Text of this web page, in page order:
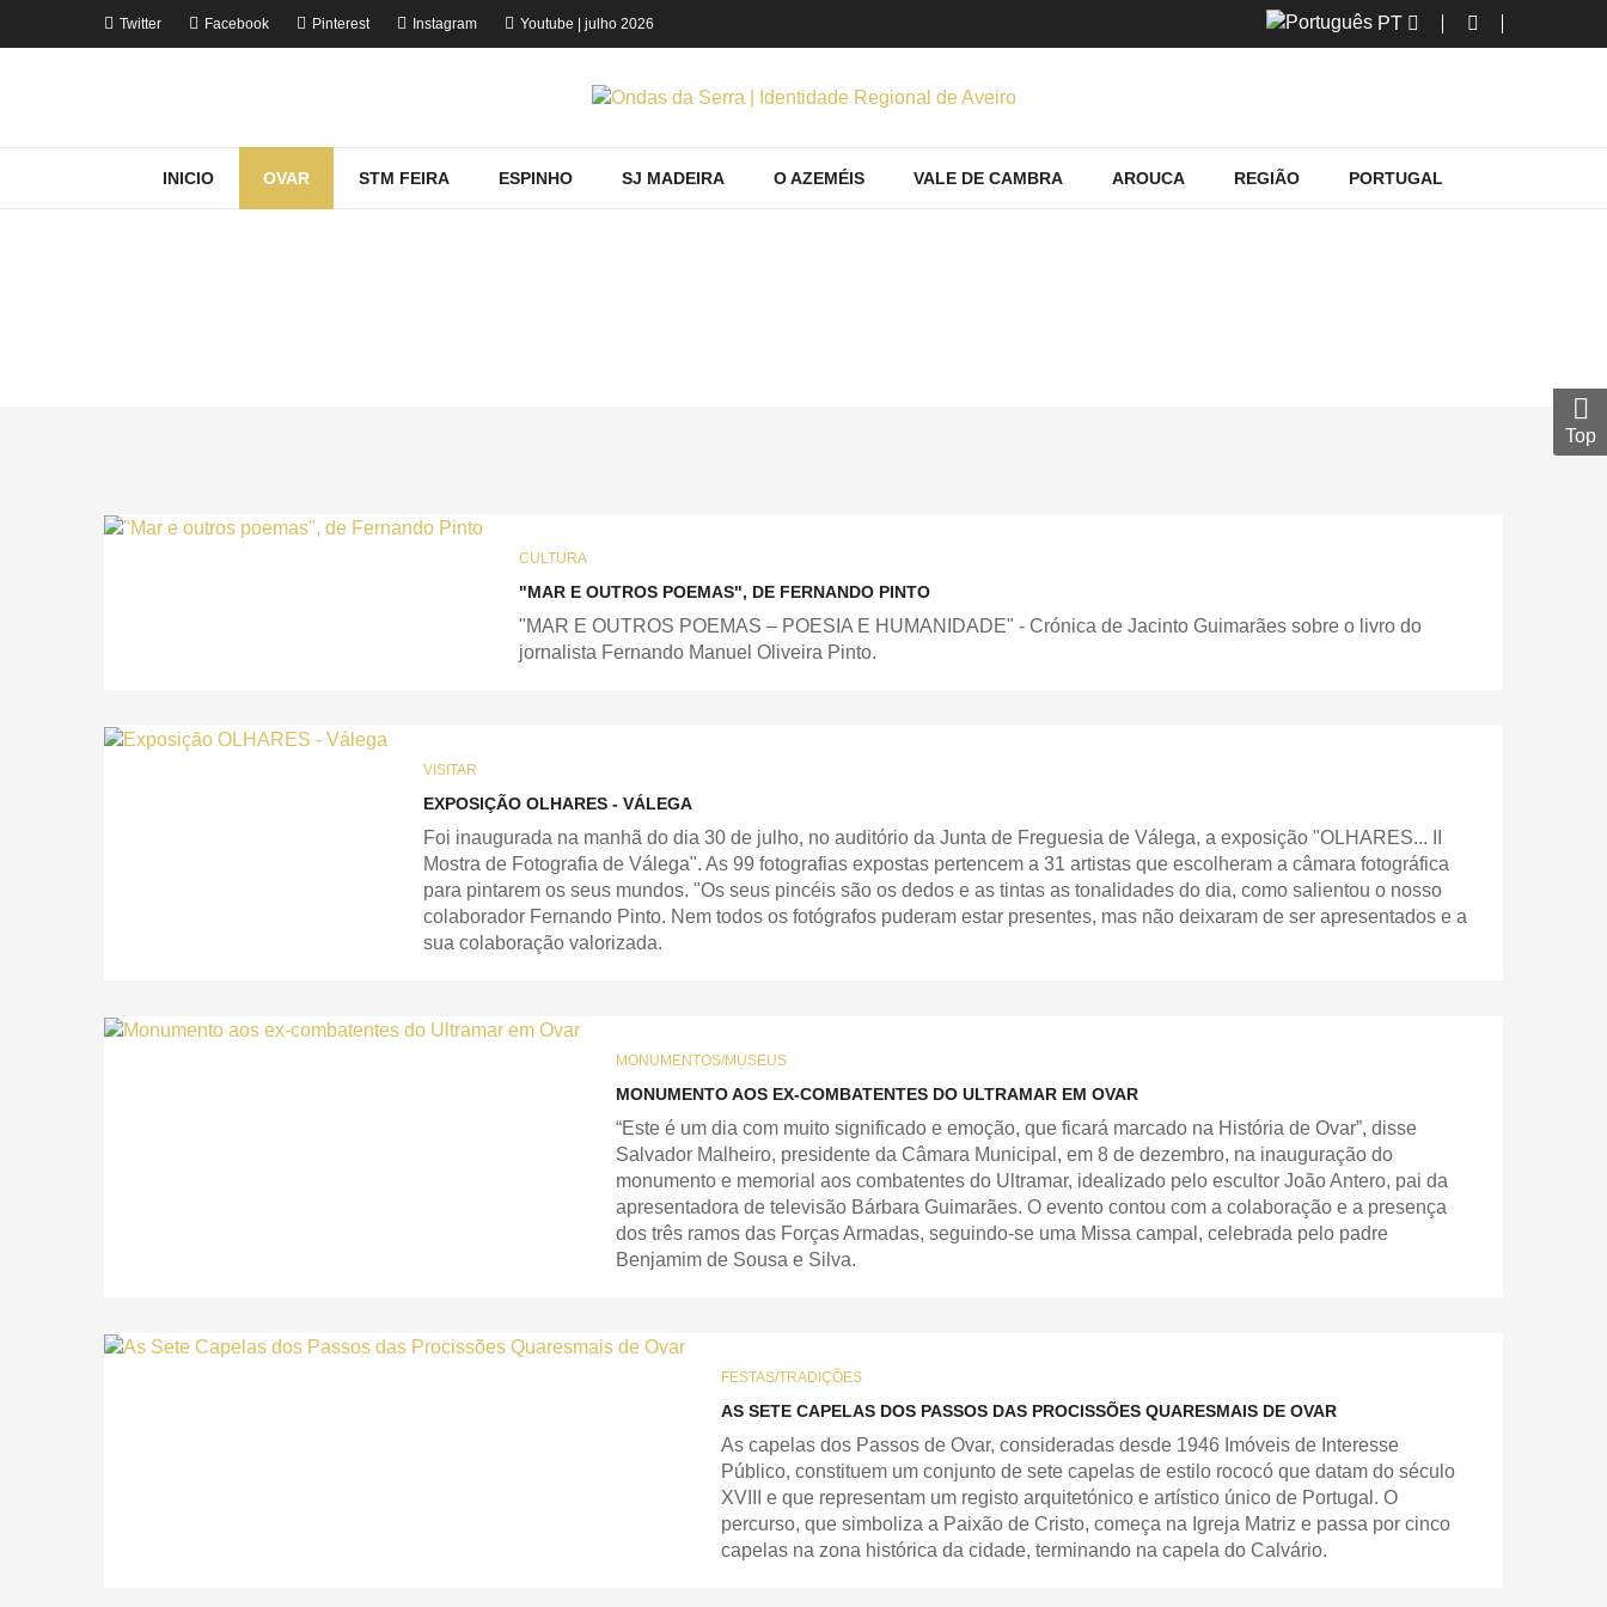
Twitter Facebook Pinterest Instagram Youtube | julho 2026 PT
INICIO OVAR STM FEIRA ESPINHO SJ MADEIRA O AZEMÉIS VALE DE CAMBRA AROUCA REGIÃO PORTUGAL
CULTURA
"MAR E OUTROS POEMAS", DE FERNANDO PINTO
"MAR E OUTROS POEMAS – POESIA E HUMANIDADE" - Crónica de Jacinto Guimarães sobre o livro do
jornalista Fernando Manuel Oliveira Pinto.
VISITAR
EXPOSIÇÃO OLHARES - VÁLEGA
Foi inaugurada na manhã do dia 30 de julho, no auditório da Junta de Freguesia de Válega, a exposição "OLHARES... II
Mostra de Fotografia de Válega". As 99 fotografias expostas pertencem a 31 artistas que escolheram a câmara fotográfica
para pintarem os seus mundos. "Os seus pincéis são os dedos e as tintas as tonalidades do dia, como salientou o nosso
colaborador Fernando Pinto. Nem todos os fotógrafos puderam estar presentes, mas não deixaram de ser apresentados e a
sua colaboração valorizada.
MONUMENTOS/MUSEUS
MONUMENTO AOS EX-COMBATENTES DO ULTRAMAR EM OVAR
“Este é um dia com muito significado e emoção, que ficará marcado na História de Ovar”, disse
Salvador Malheiro, presidente da Câmara Municipal, em 8 de dezembro, na inauguração do
monumento e memorial aos combatentes do Ultramar, idealizado pelo escultor João Antero, pai da
apresentadora de televisão Bárbara Guimarães. O evento contou com a colaboração e a presença
dos três ramos das Forças Armadas, seguindo-se uma Missa campal, celebrada pelo padre
Benjamim de Sousa e Silva.
FESTAS/TRADIÇÕES
AS SETE CAPELAS DOS PASSOS DAS PROCISSÕES QUARESMAIS DE OVAR
As capelas dos Passos de Ovar, consideradas desde 1946 Imóveis de Interesse
Público, constituem um conjunto de sete capelas de estilo rococó que datam do século
XVIII e que representam um registo arquitetónico e artístico único de Portugal. O
percurso, que simboliza a Paixão de Cristo, começa na Igreja Matriz e passa por cinco
capelas na zona histórica da cidade, terminando na capela do Calvário.
Top